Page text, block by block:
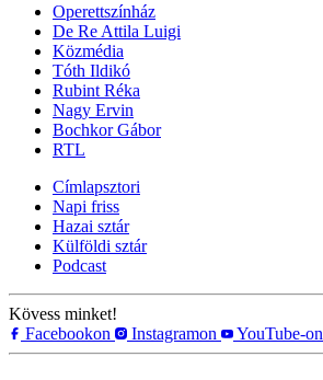
Operettszínház
De Re Attila Luigi
Közmédia
Tóth Ildikó
Rubint Réka
Nagy Ervin
Bochkor Gábor
RTL
Címlapsztori
Napi friss
Hazai sztár
Külföldi sztár
Podcast
Kövess minket!
Facebookon
Instagramon YouTube-on